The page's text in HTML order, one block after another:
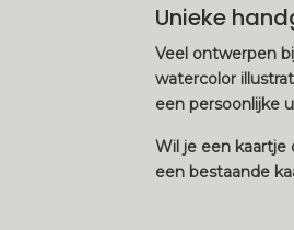
Unieke
Veel ontwerpen
watercolor
een persoonlijke
Wil je een kaartje
een bestaande